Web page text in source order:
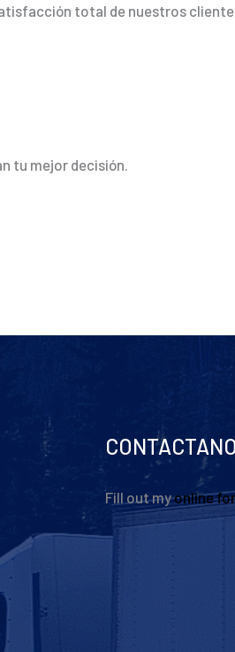
total de nuestros
tu mejor decisión.
Fill out myonline